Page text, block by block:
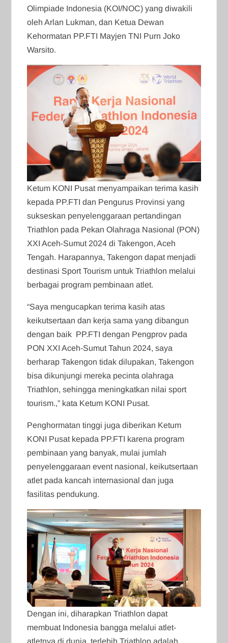
Olimpiade Indonesia (KOI/NOC) yang diwakili
oleh Arlan Lukman, dan Ketua Dewan
Kehormatan PP.FTI Mayjen TNI Purn Joko
Warsito.
Ketum KONI Pusat menyampaikan terima kasih
kepada PP.FTI dan Pengurus Provinsi yang
sukseskan penyelenggaraan pertandingan
Triathlon pada Pekan Olahraga Nasional (PON)
XXI Aceh-Sumut 2024 di Takengon, Aceh
Tengah. Harapannya, Takengon dapat menjadi
destinasi Sport Tourism untuk Triathlon melalui
berbagai program pembinaan atlet.
“Saya mengucapkan terima kasih atas
keikutsertaan dan kerja sama yang dibangun
dengan baik PP.FTI dengan Pengprov pada
PON XXI Aceh-Sumut Tahun 2024, saya
berharap Takengon tidak dilupakan, Takengon
bisa dikunjungi mereka pecinta olahraga
Triathlon, sehingga meningkatkan nilai sport
tourism.,” kata Ketum KONI Pusat.
Penghormatan tinggi juga diberikan Ketum
KONI Pusat kepada PP.FTI karena program
pembinaan yang banyak, mulai jumlah
penyelenggaraan event nasional, keikutsertaan
atlet pada kancah internasional dan juga
fasilitas pendukung.
Dengan ini, diharapkan Triathlon dapat
membuat Indonesia bangga melalui atlet-
atletnya di dunia, terlebih Triathlon adalah